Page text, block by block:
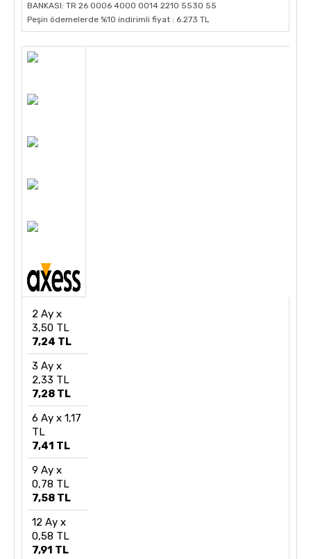
BANKASI: TR 26 0006 4000 0014 2210 5530 55
Peşin ödemelerde %10 indirimli fiyat : 6.273 TL
2 Ay x
3,50 TL
7,24 TL
3 Ay x
2,33 TL
7,28 TL
6 Ay x 1,17
TL
7,41 TL
9 Ay x
0,78 TL
7,58 TL
12 Ay x
0,58 TL
7,91 TL